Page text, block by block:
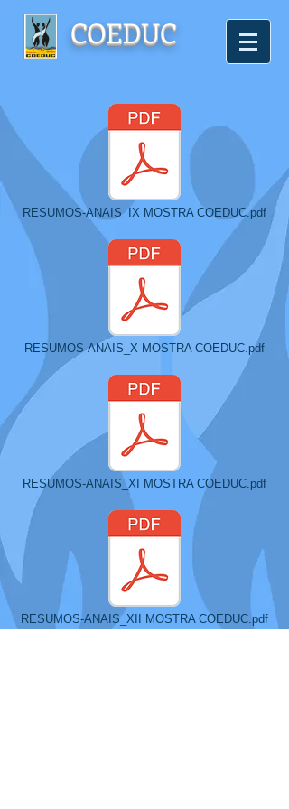
COEDUC
RESUMOS-ANAIS_IX MOSTRA COEDUC.pdf
RESUMOS-ANAIS_X MOSTRA COEDUC.pdf
RESUMOS-ANAIS_XI MOSTRA COEDUC.pdf
RESUMOS-ANAIS_XII MOSTRA COEDUC.pdf